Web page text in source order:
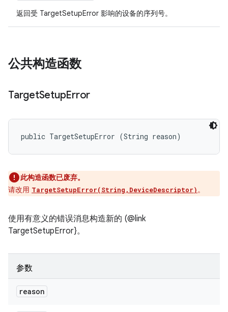
返回受 TargetSetupError 影响的设备的序列号。
公共构造函数
TargetSetupError
public TargetSetupError (String reason)
此构造函数已废弃。
请改用 TargetSetupError(String,DeviceDescriptor)。
使用有意义的错误消息构造新的 (@link
TargetSetupError}。
参数
reason